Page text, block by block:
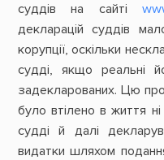
суддів на сайті
декларацій суддів
корупції, оскільки
судді, якщо реальні
задекларованих. Цю
було втілено в життя
судді й далі
видатки шляхом